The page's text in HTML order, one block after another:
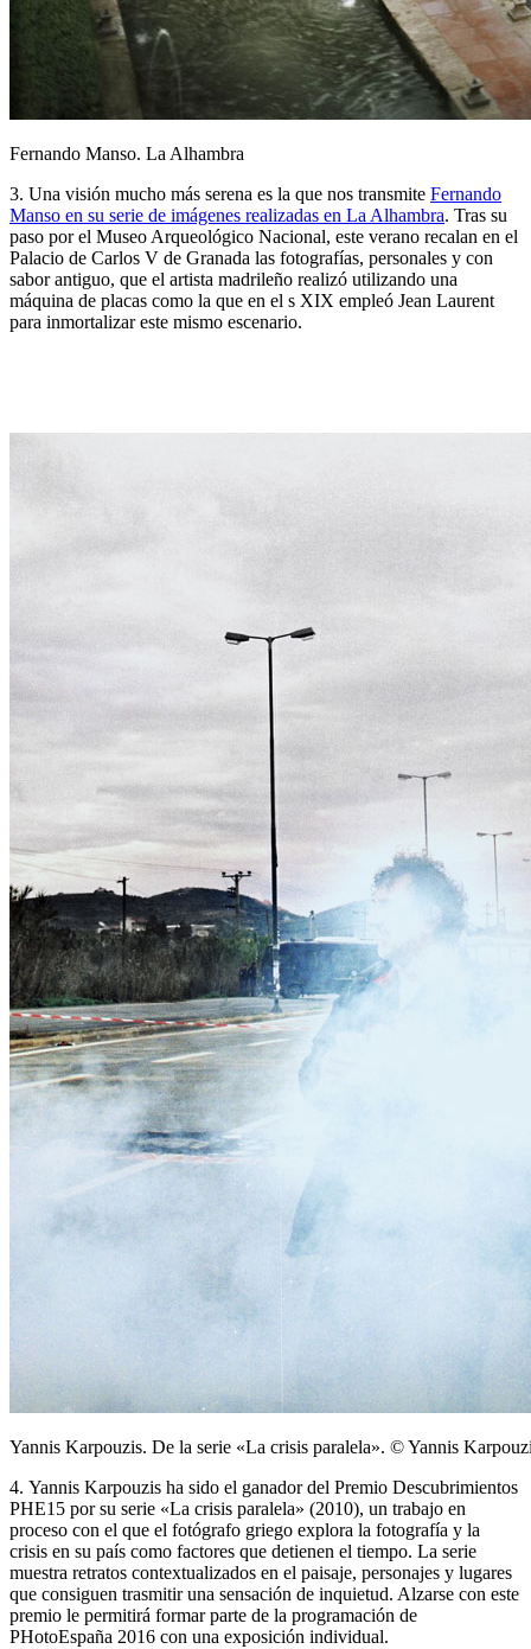
Fernando Manso. La Alhambra
3. Una visión mucho más serena es la que nos transmite Fernando
Manso en su serie de imágenes realizadas en La Alhambra. Tras su
paso por el Museo Arqueológico Nacional, este verano recalan en el
Palacio de Carlos V de Granada las fotografías, personales y con
sabor antiguo, que el artista madrileño realizó utilizando una
máquina de placas como la que en el s XIX empleó Jean Laurent
para inmortalizar este mismo escenario.
Yannis Karpouzis. De la serie «La crisis paralela». © Yannis
4. Yannis Karpouzis ha sido el ganador del Premio Descubrimientos
PHE15 por su serie «La crisis paralela» (2010), un trabajo en
proceso con el que el fotógrafo griego explora la fotografía y la
crisis en su país como factores que detienen el tiempo. La serie
muestra retratos contextualizados en el paisaje, personajes y lugares
que consiguen trasmitir una sensación de inquietud. Alzarse con este
premio le permitirá formar parte de la programación de
PHotoEspaña 2016 con una exposición individual.